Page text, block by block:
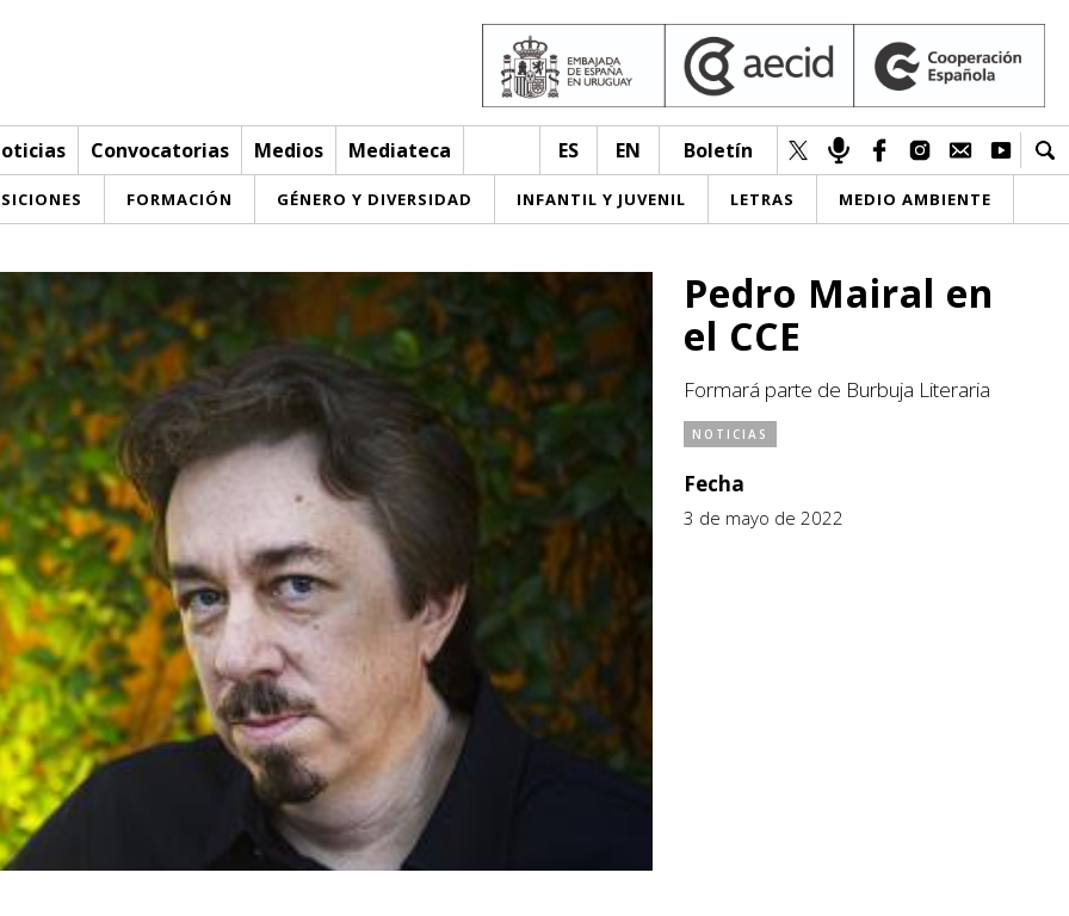
Convocatorias Medios Mediateca ES EN Boletín
FORMACIÓN GÉNERO Y DIVERSIDAD INFANTIL Y JUVENIL LETRAS MEDIO AMBIENTE
Pedro Mairal en
el CCE
Formará parte de Burbuja Literaria
NOTICIAS
Fecha
3 de mayo de 2022